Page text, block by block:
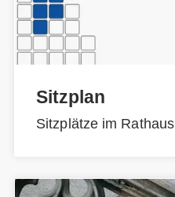
Sitzplan
Sitzplätze im Rathaus